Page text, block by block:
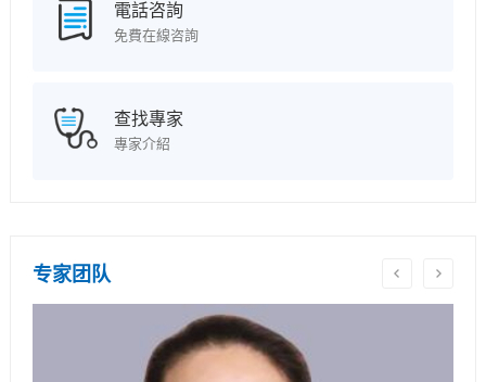
電話咨詢
免費在線咨詢
查找專家
專家介紹
专家团队